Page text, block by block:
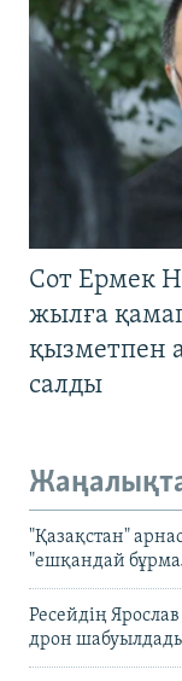
Сот Ермек
жылға
қызметпен
салды
"Қазақстан"
"ешқандай
Ресейдің
дрон